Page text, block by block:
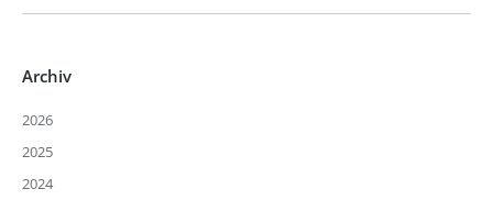
Archiv
2026
2025
2024